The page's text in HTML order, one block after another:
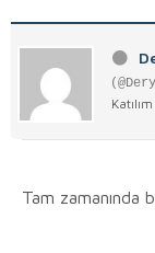
Tam zamanında